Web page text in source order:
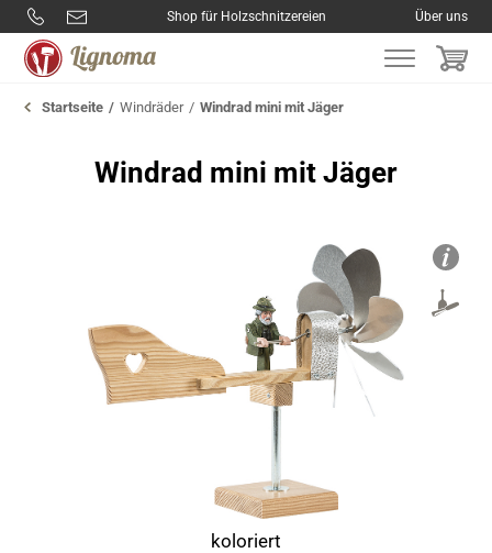
Shop für Holzschnitzereien Über uns
Startseite Windräder Windrad mini mit Jäger
koloriert
Windrad mini mit Jäger